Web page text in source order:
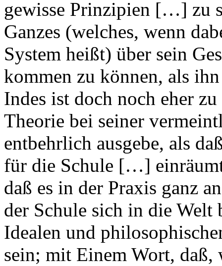
gewisse Prinzipien […] zu
Ganzes (welches, wenn
System heißt) über sein
kommen zu können, als
Indes ist doch noch eher
Theorie bei seiner
entbehrlich ausgebe, als
für die Schule […]
daß es in der Praxis ganz
der Schule sich in die Welt
Idealen und
sein; mit Einem Wort, daß,